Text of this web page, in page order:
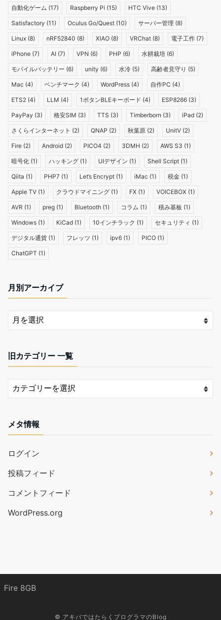
自動化ゲーム (17) Raspberry Pi (15) HTC Vive (13)
Satisfactory (11) Oculus Go/Quest (10) サーバー管理 (8)
Linux (8) nRF52840 (8) XIAO (8) VRChat (8) 電子工作 (7)
iPhone (7) AI (7) VPN (6) PHP (6) 水耕栽培 (6)
モバイルバッテリー (6) unity (6) 水冷 (5) 高齢者見守り (5)
Mac (4) ベンチマーク (4) WordPress (4) 自作PC (4)
ETS2 (4) LLM (4) 1ボタンBLEキーボード (4) ESP8266 (3)
PayPay (3) 格安SIM (3) TTS (3) Timberborn (3) iPad (2)
さくらインターネット (2) QNAP (2) 秋葉原 (2) UnitV (2)
Fire (2) Android (2) PICO4 (2) 3DMH (2) AWS S3 (1)
暗号化 (1) ハッキング (1) UIデザイン (1) Shell Script (1)
Qiita (1) PHP7 (1) Let’s Encrypt (1) iMac (1) 税金 (1)
Apple TV (1) クラウドマイニング (1) FX (1) VOICEBOX (1)
AVR (1) preg (1) Bluetooth (1) コラム (1) 積み基板 (1)
Windows (1) KiCad (1) 10インチラック (1) セキュリティ (1)
デジタル通貨 (1) フレッツ (1) ipv6 (1) PICO (1)
ChatGPT (1)
月別アーカイブ
旧カテゴリー 一覧
メタ情報
ログイン
投稿フィード
コメントフィード
WordPress.org
Fire 8GB
© アキバではたらくプログラマのBlog